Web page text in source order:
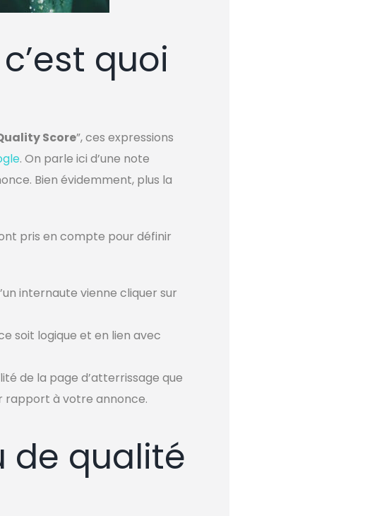
quoi
Score”, ces expressions
. On parle ici d’une note
Bien évidemment, plus la
pris en compte pour définir
internaute vienne cliquer sur
soit logique et en lien avec
de la page d’atterrissage que
rapport à votre annonce.
de qualité